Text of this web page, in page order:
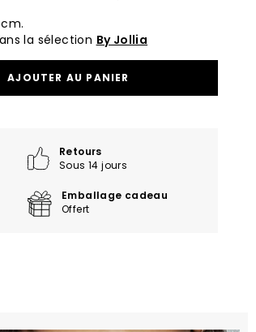
la sélection By Jollia
AJOUTER AU PANIER
Retours
Sous 14 jours
Emballage cadeau
Offert